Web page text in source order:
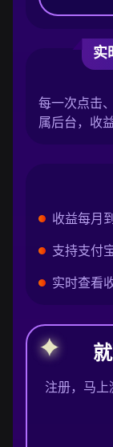
实
每一次点击
属后台，收
收益每月
支持支付
实时查看
注册，马